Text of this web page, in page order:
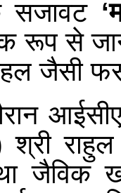
सजावट
रूप से
जैसी
श्री
जैविक